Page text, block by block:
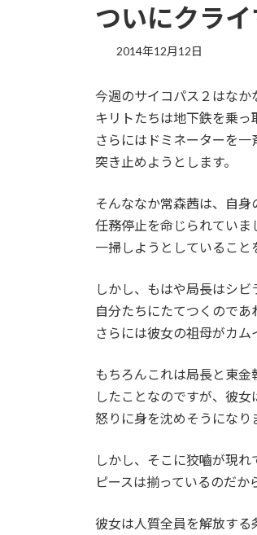
ついにクラ
2014年12月12日
今週のサイコパス２はなか
キリトたちは地下鉄を乗っ
さらにはドミネーターを
突き止めようとします。
そんななか常森茜は、自
任務停止を命じられていま
一掃しようとしていること
しかし、もはや局長はシビ
自分たちにたてつくのであ
さらには彼女の祖母がカム
もちろんこれは局長と東
したことなのですが、彼
怒りに身を沈めそうになり
しかし、そこに狡嚙が現れ
ピースは揃っているのだか
彼女は人質全員を解放する